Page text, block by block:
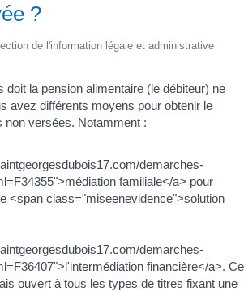
?
de l'information légale et administrative
doit la pension alimentaire (le débiteur) ne
avez différents moyens pour obtenir le
non versées. Notamment :
demarches-
familiale</a> pour
<span class="miseenevidence">solution
demarches-
financière</a>. Ce
ouvert à tous les types de titres fixant une